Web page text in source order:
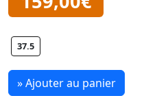
37.5
» Ajouter au panier